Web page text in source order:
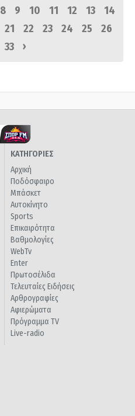
8 9 10 11 12 13
14
21 22 23 24 25
26
33 ›
ΚΑΤΗΓΟΡΙΕΣ
Αρχική
Ποδόσφαιρο
Μπάσκετ
Αυτοκίνητο
Sports
Επικαιρότητα
Βαθμολογίες
WebTv
Enter
Πρωτοσέλιδα
Τελευταίες Ειδήσεις
Αρθρογραφίες
Αφιερώματα
Πρόγραμμα TV
Live-radio